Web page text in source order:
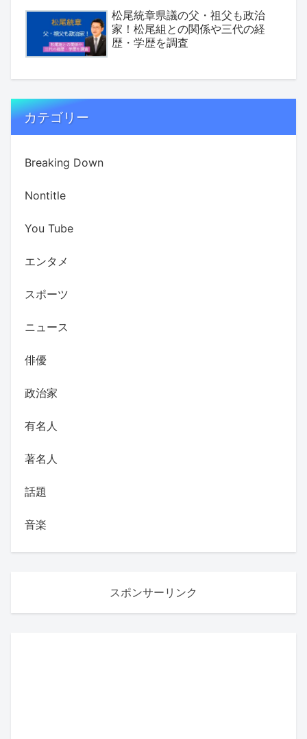
松尾統章県議の父・祖父も政治
家！松尾組との関係や三代の経
歴・学歴を調査
カテゴリー
Breaking Down
Nontitle
You Tube
エンタメ
スポーツ
ニュース
俳優
政治家
有名人
著名人
話題
音楽
スポンサーリンク